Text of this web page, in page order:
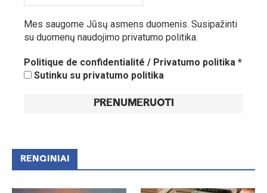
Mes saugome Jūsų asmens duomenis. Susipažinti
su duomenų naudojimo privatumo politika.
Politique de confidentialité / Privatumo politika *
Sutinku su privatumo politika
RENGINIAI